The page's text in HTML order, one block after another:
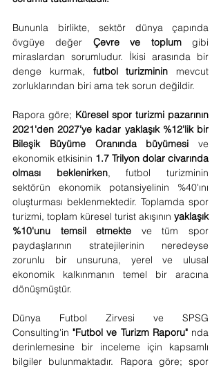
Bununla birlikte, sektör dünya çapında
övgüye değer Çevre ve toplum gibi
miraslardan sorumludur. İkisi arasında bir
denge kurmak, futbol turizminin mevcut
zorluklarından biri ama tek sorun değildir.
Rapora göre; Küresel spor turizmi pazarının
2021'den 2027'ye kadar yaklaşık %12'lik bir
Bileşik Büyüme Oranında büyümesi ve
ekonomik etkisinin 1.7 Trilyon dolar civarında
olması beklenirken, futbol turizminin
sektörün ekonomik potansiyelinin %40'ını
oluşturması beklenmektedir. Toplamda spor
turizmi, toplam küresel turist akışının yaklaşık
%10'unu temsil etmekte ve tüm spor
paydaşlarının stratejilerinin neredeyse
zorunlu bir unsuruna, yerel ve ulusal
ekonomik kalkınmanın temel bir aracına
dönüşmüştür.
Dünya Futbol Zirvesi ve SPSG
Consulting'in "Futbol ve Turizm Raporu" nda
derinlemesine bir inceleme için kapsamlı
bilgiler bulunmaktadır. Rapora göre; spor